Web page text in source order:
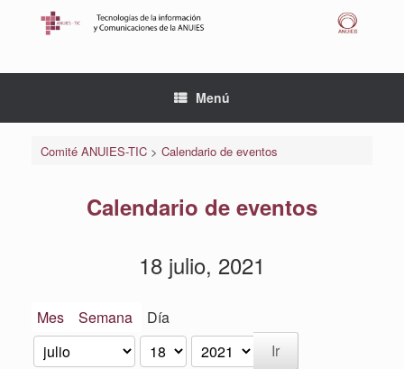
Menú
Comité ANUIES-TIC> Calendario de eventos
Calendario de eventos
18 julio, 2021
Mes Semana Día
Mes
Día
Año